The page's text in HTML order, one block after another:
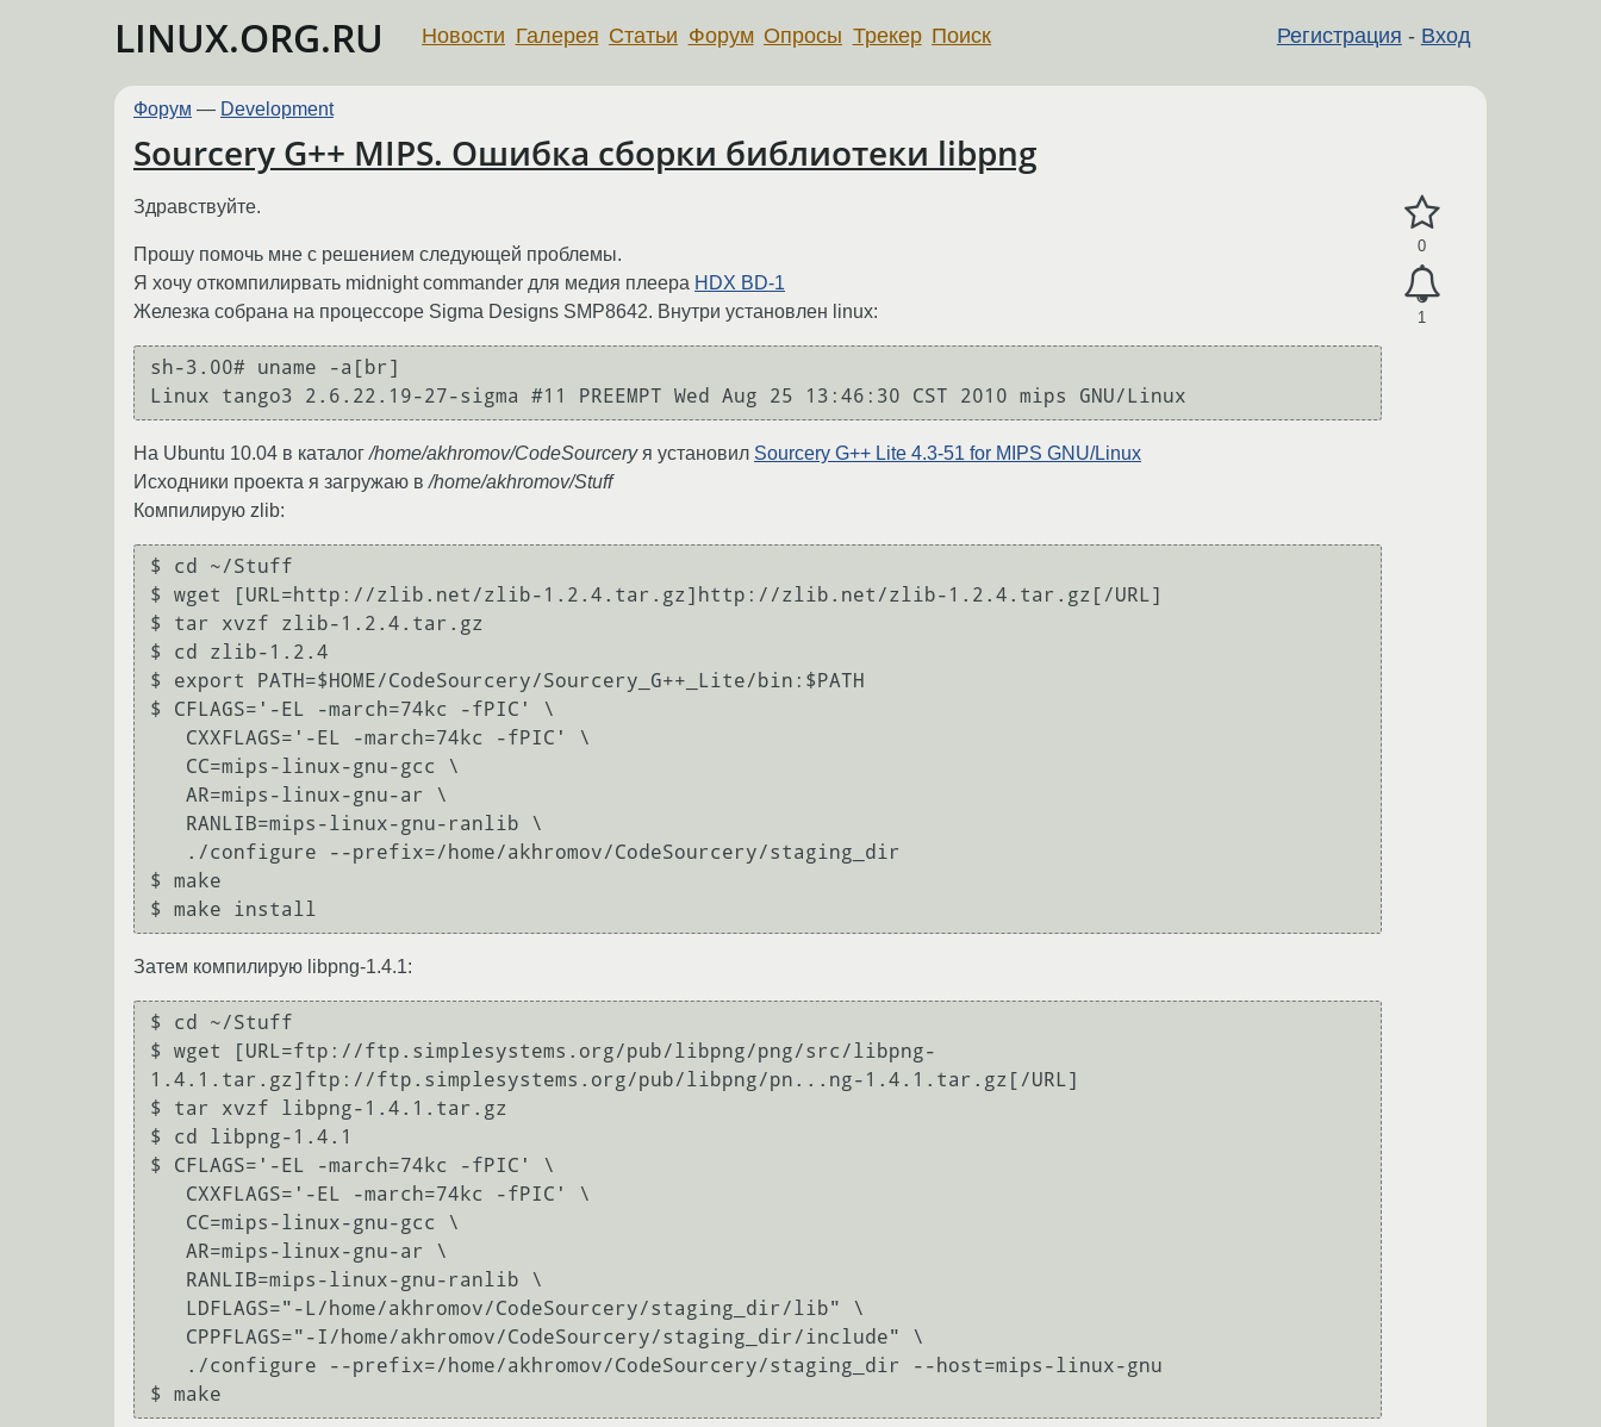
LINUX.ORG.RU Регистрация - Вход
Новости Галерея Статьи Форум Опросы Трекер Поиск
Форум — Development
Sourcery G++ MIPS. Ошибка сборки библиотеки libpng
0
1
Здравствуйте.
Прошу помочь мне с решением следующей проблемы.
Я хочу откомпилирвать midnight commander для медия плеера HDX BD-1
Железка собрана на процессоре Sigma Designs SMP8642. Внутри установлен linux:
sh-3.00# uname -a[br]
На Ubuntu 10.04 в каталог/home/akhromov/CodeSourceryя установил Sourcery G++ Lite 4.3-51 for MIPS GNU/Linux
Исходники проекта я загружаю в/home/akhromov/Stuff
Компилирую zlib:
$ cd ~/Stuff
$ wget [URL=http://zlib.net/zlib-1.2.4.tar.gz]http://zlib.net/zlib-1.2.4.tar.gz[/URL]
$ tar xvzf zlib-1.2.4.tar.gz
$ cd zlib-1.2.4
$ export PATH=$HOME/CodeSourcery/Sourcery_G++_Lite/bin:$PATH
$ CFLAGS='-EL -march=74kc -fPIC' \
$ make
$ make install
Затем компилирую libpng-1.4.1:
$ cd ~/Stuff
$ wget [URL=ftp://ftp.simplesystems.org/pub/libpng/png/src/libpng-
1.4.1.tar.gz]ftp://ftp.simplesystems.org/pub/libpng/pn...ng-1.4.1.tar.gz[/URL]
$ tar xvzf libpng-1.4.1.tar.gz
$ cd libpng-1.4.1
$ CFLAGS='-EL -march=74kc -fPIC' \
$ make